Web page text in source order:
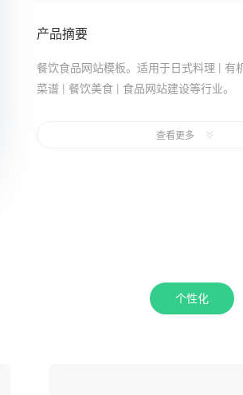
产品摘要
餐饮食品网站模板。适用于日式料理 | 有
菜谱 | 餐饮美食 | 食品网站建设等行业。
网页风格：白色,个性化。查看更多
个性化